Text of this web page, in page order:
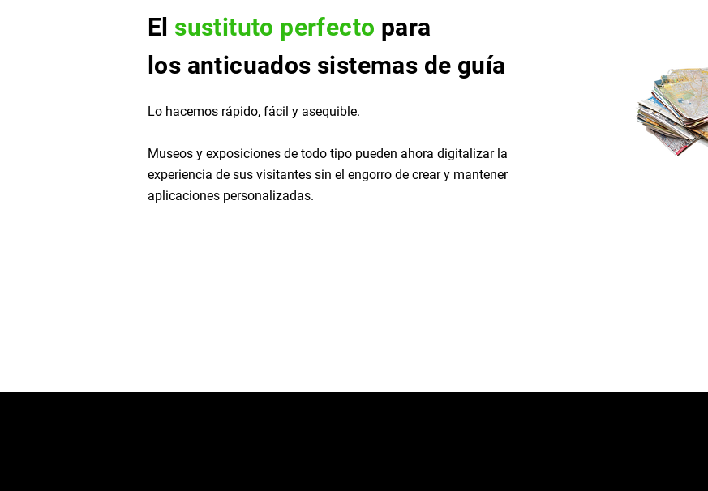
El sustituto perfecto para
los anticuados sistemas de guía
Lo hacemos rápido, fácil y asequible.
Museos y exposiciones de todo tipo pueden ahora digitalizar la
experiencia de sus visitantes sin el engorro de crear y mantener
aplicaciones personalizadas.